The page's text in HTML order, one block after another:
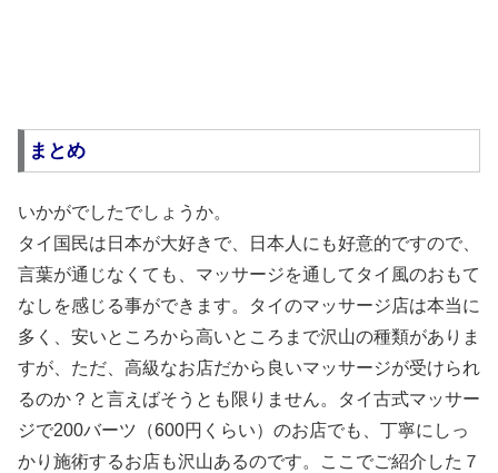
まとめ
いかがでしたでしょうか。
タイ国民は日本が大好きで、日本人にも好意的ですので、
言葉が通じなくても、マッサージを通してタイ風のおもて
なしを感じる事ができます。タイのマッサージ店は本当に
多く、安いところから高いところまで沢山の種類がありま
すが、ただ、高級なお店だから良いマッサージが受けられ
るのか？と言えばそうとも限りません。タイ古式マッサー
ジで200バーツ（600円くらい）のお店でも、丁寧にしっ
かり施術するお店も沢山あるのです。ここでご紹介した７